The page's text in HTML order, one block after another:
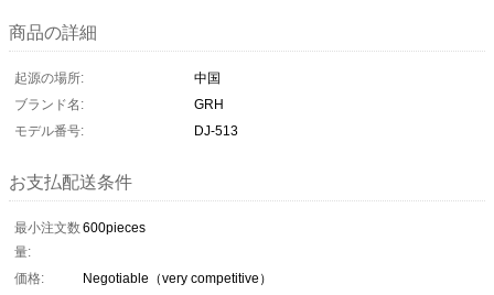
商品の詳細
起源の場所:
中国
ブランド名:
GRH
モデル番号:
DJ-513
お支払配送条件
最小注文数
量:
600pieces
価格:
Negotiable（very competitive）